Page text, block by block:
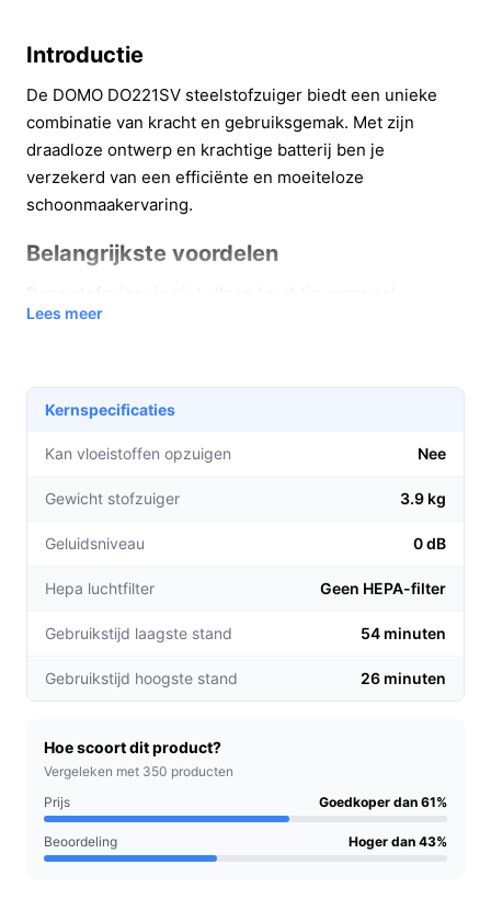
Introductie
De DOMO DO221SV steelstofzuiger biedt een unieke
combinatie van kracht en gebruiksgemak. Met zijn
draadloze ontwerp en krachtige batterij ben je
verzekerd van een efficiënte en moeiteloze
schoonmaakervaring.
Belangrijkste voordelen
ontworpen met het oog op gebruiksgemak. Hier zijn
Langdurige autonomie: tot 54 minuten op de
laagste stand, ideaal voor een volledige
schoonmaak zonder onderbrekingen.
in de vloerborstel zie je ook het kleinste stof onder
eenvoudig te legen, wat zorgt voor een
De DOMO DO221SV is perfect voor drukke
iedereen die waarde hecht aan een snelle en effectieve
schoonmaak. Of je nu een grote woonkamer of een klein
appartement hebt, deze stofzuiger past zich aan jouw
behoeften aan.
Lees meer
Kernspecificaties
Kan vloeistoffen opzuigen Nee
Gewicht stofzuiger 3.9 kg
Geluidsniveau 0 dB
Hepa luchtfilter Geen HEPA-filter
Gebruikstijd laagste stand 54 minuten
Gebruikstijd hoogste stand 26 minuten
Hoe scoort dit product?
Vergeleken met 350 producten
Prijs
Goedkoper dan 61%
Beoordeling Hoger dan 43%